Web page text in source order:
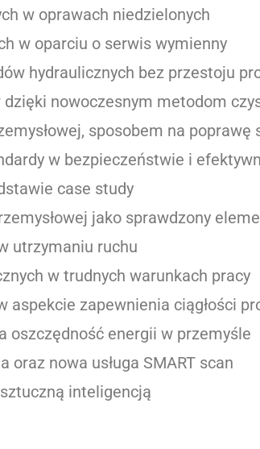
w oprawach niedzielonych
w oparciu o serwis wymienny
hydraulicznych bez przestoju
nowoczesnym metodom
sposobem na
w bezpieczeństwie i
case study
jako sprawdzony
utrzymaniu ruchu
w trudnych warunkach pracy
aspekcie zapewnienia ciągłości
oszczędność energii w przemyśle
nowa usługa SMART scan
inteligencją